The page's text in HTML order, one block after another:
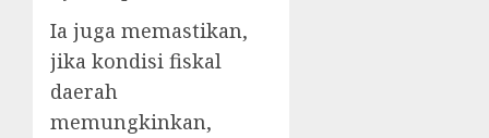
Ia juga memastikan,
jika kondisi fiskal
daerah
memungkinkan,